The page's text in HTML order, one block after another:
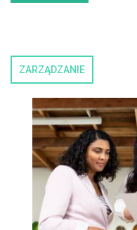
ZARZĄDZANIE